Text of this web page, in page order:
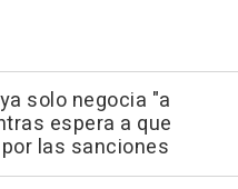
solo negocia "a
espera a que
las sanciones